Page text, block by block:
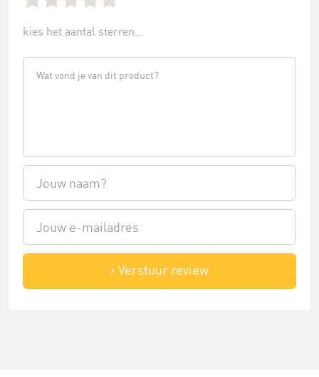
kies het aantal sterren...
Verstuur review